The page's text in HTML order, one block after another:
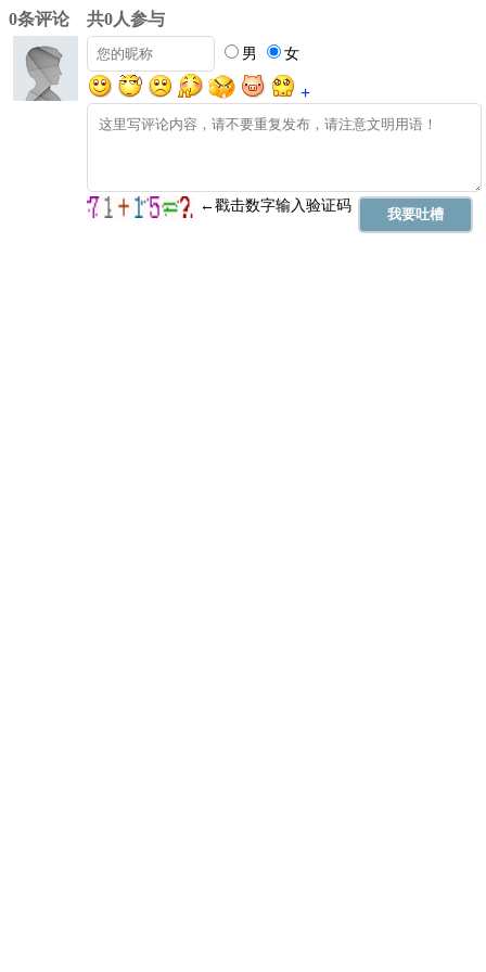
0条评论 共0人参与
男 女
+
←戳击数字输入验证码